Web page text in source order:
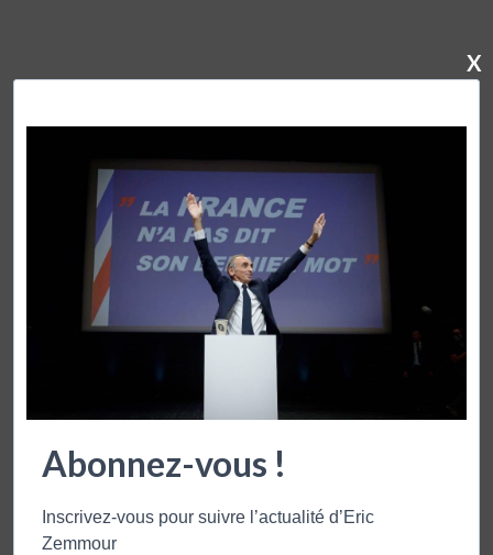
ZEMMOUR
Éric Zemmour est né le 31 août 1958 à
Montreuil. Il est journaliste politique,
publication précédente
SEPTEMBRE »
Abonnez-vous !
Inscrivez-vous pour suivre l’actualité d’Eric
Zemmour
X